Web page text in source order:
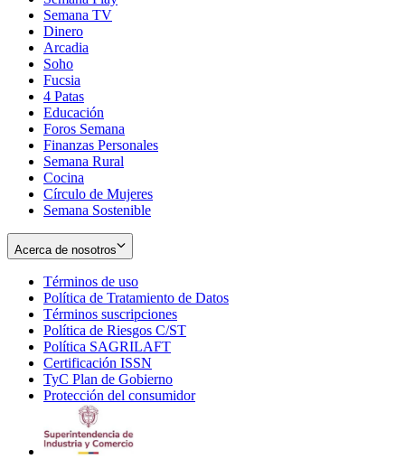
Semana TV
Dinero
Arcadia
Soho
in
new
window
Fucsia
in
new
window
4 Patas
Educación
Foros Semana
Finanzas Personales
Semana Rural
Cocina
Círculo de Mujeres
Semana Sostenible
Acerca de nosotros
Términos de uso
in
new
window
Política de Tratamiento de Datos
Términos suscripciones
in
Política de Riesgos C/ST
Política SAGRILAFT
new
window
Certificación ISSN
in
new
TyC Plan de Gobierno
in
Protección del consumidorOpens